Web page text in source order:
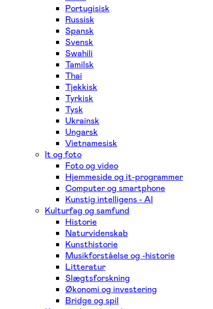
Portugisisk
Russisk
Spansk
Svensk
Swahili
Tamilsk
Thai
Tjekkisk
Tyrkisk
Tysk
Ukrainsk
Ungarsk
Vietnamesisk
It og foto
Foto og video
Hjemmeside og it-programmer
Computer og smartphone
Kunstig intelligens - AI
Kulturfag og samfund
Historie
Naturvidenskab
Kunsthistorie
Musikforståelse og -historie
Litteratur
Slægtsforskning
Økonomi og investering
Bridge og spil